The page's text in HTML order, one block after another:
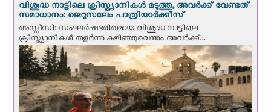
വിശുദ്ധ നാട്ടിലെ ക്രിസ്ത്യാനികൾ മടുത്തു, അവർക്ക് വേണ്ടത്
സമാധാനം: ജെറുസലേം പാത്രിയാര്‍ക്കീസ്
അസ്സീസി: സംഘര്‍ഷഭരിതമായ വിശുദ്ധ നാട്ടിലെ
ക്രിസ്ത്യാനികൾ തളര്‍ന്നു കഴിഞ്ഞുവെന്നും അവർക്ക്...